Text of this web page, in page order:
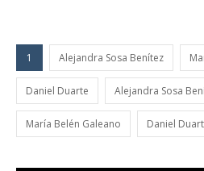
1 Alejandra Sosa Benítez
Daniel Duarte Alejandra Sosa
María Belén Galeano Daniel